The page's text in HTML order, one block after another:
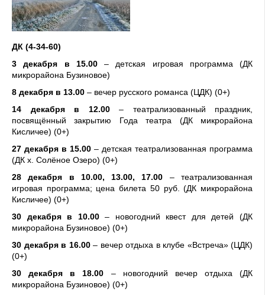
ДК (4-34-60)
3 декабря в 15.00 – детская игровая программа (ДК
микрорайона Бузиновое)
8 декабря в 13.00 – вечер русского романса (ЦДК) (0+)
14 декабря в 12.00 – театрализованный праздник,
посвящённый закрытию Года театра (ДК микрорайона
Кисличее) (0+)
27 декабря в 15.00 – детская театрализованная программа
(ДК х. Солёное Озеро) (0+)
28декабря в 10.00, 13.00, 17.00 – театрализованная
игровая программа; цена билета 50 руб. (ДК микрорайона
Кисличее) (0+)
30 декабря в 10.00– новогодний квест для детей (ДК
микрорайона Бузиновое) (0+)
30 декабря в 16.00 – вечер отдыха в клубе «Встреча» (ЦДК)
(0+)
30декабря в 18.00 – новогодний вечер отдыха (ДК
микрорайона Бузиновое) (0+)